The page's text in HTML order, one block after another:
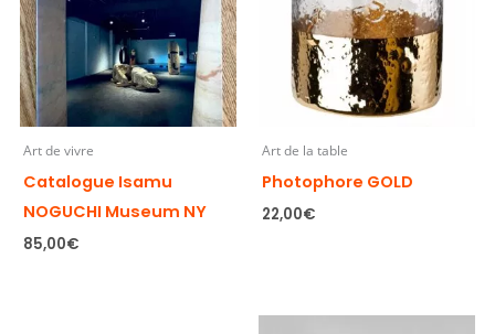
Art de vivre
Catalogue Isamu
NOGUCHI Museum NY
85,00€
Art de la table
Photophore GOLD
22,00€